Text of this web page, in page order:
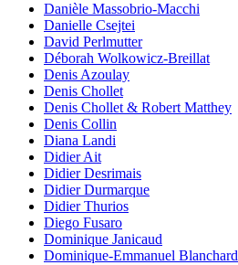
Danièle Massobrio-Macchi
Danielle Csejtei
David Perlmutter
Déborah Wolkowicz-Breillat
Denis Azoulay
Denis Chollet
Denis Chollet & Robert Matthey
Denis Collin
Diana Landi
Didier Ait
Didier Desrimais
Didier Durmarque
Didier Thurios
Diego Fusaro
Dominique Janicaud
Dominique-Emmanuel Blanchard